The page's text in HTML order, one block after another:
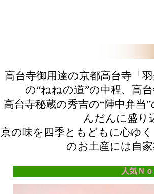
高台寺御用達の京都高台寺「
の“ねねの道”の中程、高
高台寺秘蔵の秀吉の“陣中弁
んだんに盛り
京の味を四季ともどもに心ゆ
のお土産には自
人気Ｎ